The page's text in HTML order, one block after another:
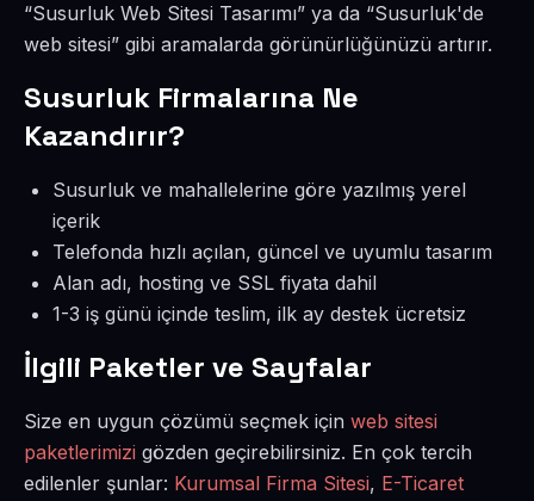
“Susurluk Web Sitesi Tasarımı” ya da “Susurluk'de
web sitesi” gibi aramalarda görünürlüğünüzü artırır.
Susurluk Firmalarına Ne
Kazandırır?
Susurluk ve mahallelerine göre yazılmış yerel
içerik
Telefonda hızlı açılan, güncel ve uyumlu tasarım
Alan adı, hosting ve SSL fiyata dahil
1-3 iş günü içinde teslim, ilk ay destek ücretsiz
İlgili Paketler ve Sayfalar
Size en uygun çözümü seçmek için web sitesi
paketlerimizi gözden geçirebilirsiniz. En çok tercih
edilenler şunlar: Kurumsal Firma Sitesi, E-Ticaret